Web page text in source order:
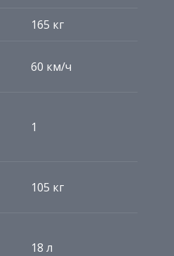
165 кг
60 км/ч
1
105 кг
18 л